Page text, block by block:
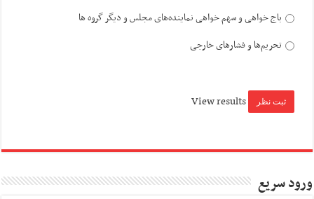
باج خواهی و سهم خواهی نماینده‌های مجلس و دیگر گروه ها
تحریم‌ها و فشارهای خارجی
View results
ورود سریع